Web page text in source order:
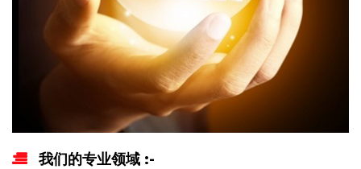
我们的专业领域 :-